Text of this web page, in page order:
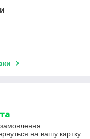
на вашу картку